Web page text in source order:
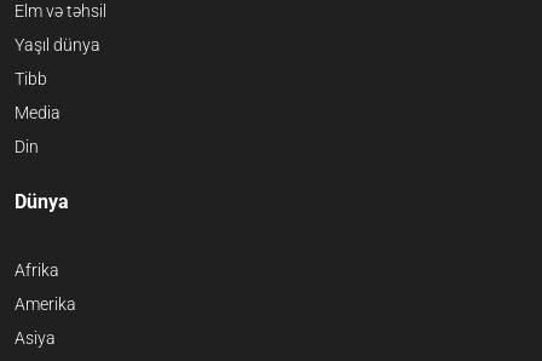
Elm və təhsil
Yaşıl dünya
Tibb
Media
Din
Dünya
Afrika
Amerika
Asiya